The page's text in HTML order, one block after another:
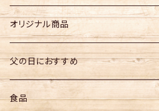
オリジナル商品
父の日におすすめ
食品